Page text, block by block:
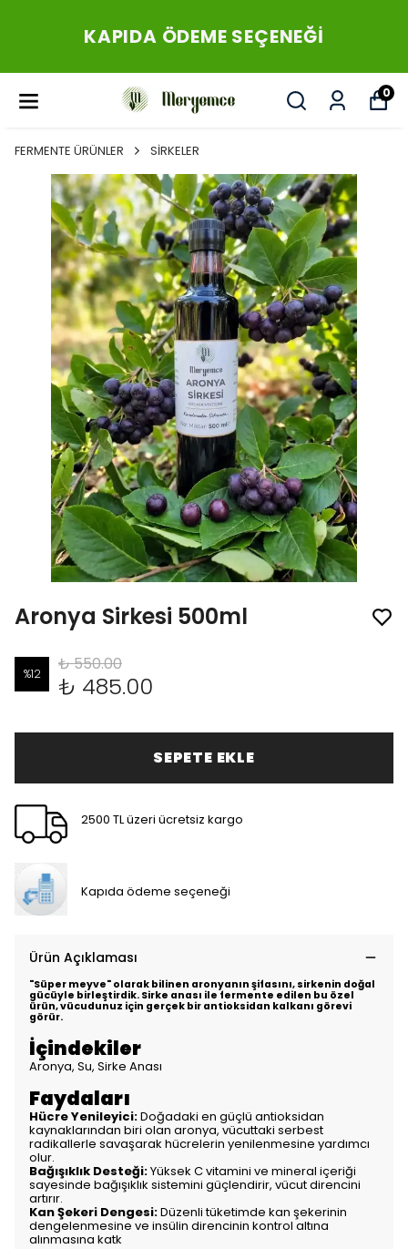
KARGO İLE TÜM
GÖNDERİM
0
FERMENTE ÜRÜNLER SİRKELER
Aronya Sirkesi 500ml
%12 ₺ 550.00
₺ 485.00
SEPETE EKLE
2500 TL üzeri ücretsiz kargo
Kapıda ödeme seçeneği
Ürün Açıklaması
"Süper meyve" olarak bilinen aronyanın şifasını, sirkenin doğal
gücüyle birleştirdik. Sirke anası ile fermente edilen bu özel
ürün, vücudunuz için gerçek bir antioksidan kalkanı görevi
görür.
İçindekiler
Aronya, Su, Sirke Anası
Faydaları
Hücre Yenileyici:Doğadaki en güçlü antioksidan
kaynaklarından biri olan aronya, vücuttaki serbest
radikallerle savaşarak hücrelerin yenilenmesine yardımcı
olur.
Bağışıklık Desteği:Yüksek C vitamini ve mineral içeriği
sayesinde bağışıklık sistemini güçlendirir, vücut direncini
artırır.
Kan Şekeri Dengesi:Düzenli tüketimde kan şekerinin
dengelenmesine ve insülin direncinin kontrol altına
alınmasına katk